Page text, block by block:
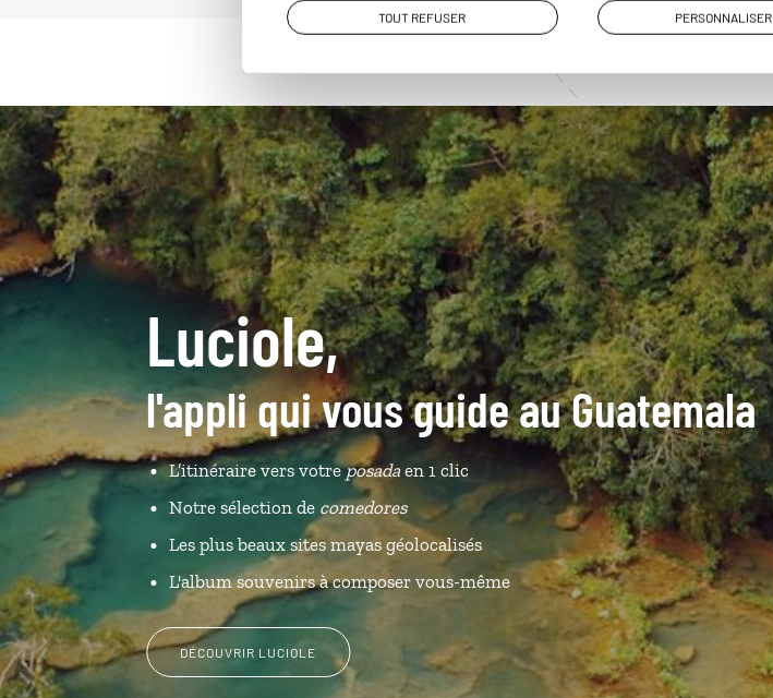
TOUT REFUSER PERSONNALISER
Luciole,
l'appli qui vous guide au Guatemala
L’itinéraire vers votreposadaen 1 clic
Notre sélection de comedores
Les plus beaux sites mayas géolocalisés
L'album souvenirs à composer vous-même
DÉCOUVRIR LUCIOLE